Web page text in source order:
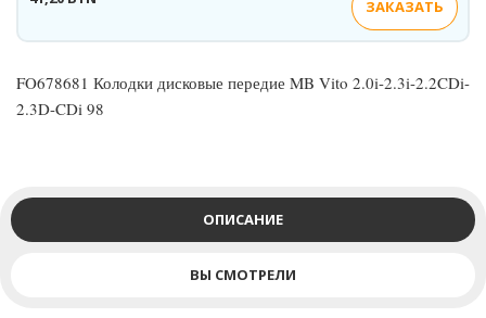
ЗАКАЗАТЬ
FO678681 Колодки дисковые передие MB Vito 2.0i-2.3i-2.2CDi-
2.3D-CDi 98
ОПИСАНИЕ
ВЫ СМОТРЕЛИ